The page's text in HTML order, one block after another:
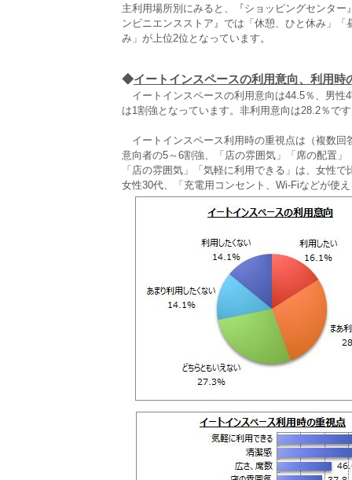
主利用場所別にみると、『ショッピングセンタ
ンビニエンスストア』では「休憩、ひと休み」
み」が上位2位となっています。
◆イートインスペースの利用意向、利用時
イートインスペースの利用意向は44.5％、男性
は1割強となっています。非利用意向は28.2％で
イートインスペース利用時の重視点は（複数回
意向者の5～6割強、「店の雰囲気」「席の配置
「店の雰囲気」「気軽に利用できる」は、女性
女性30代、「充電用コンセント、Wi‐Fiなどが使